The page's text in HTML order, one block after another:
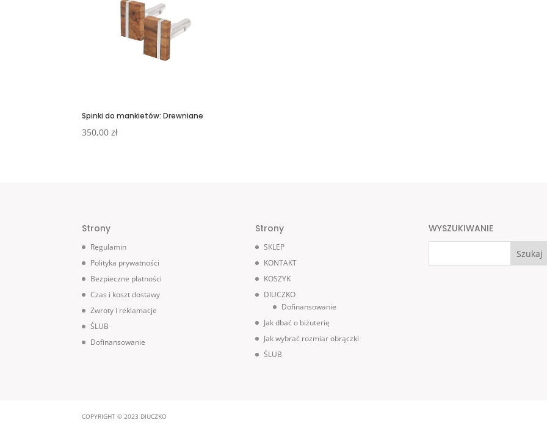
Spinki do mankietów: Drewniane
350,00zł
Strony
Regulamin
Polityka prywatności
Bezpieczne płatności
Czas i koszt dostawy
Zwroty i reklamacje
ŚLUB
Dofinansowanie
Strony
SKLEP
KONTAKT
KOSZYK
DIUCZKO
Dofinansowanie
Jak dbać o biżuterię
Jak wybrać rozmiar obrączki
ŚLUB
WYSZUKIWANIE
COPYRIGHT © 2023 DIUCZKO